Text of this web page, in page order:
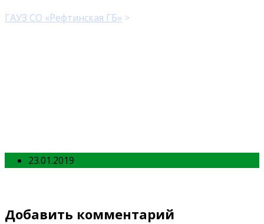
ГАУЗ СО «Рефтинская ГБ» >
23.01.2019
Добавить комментарий